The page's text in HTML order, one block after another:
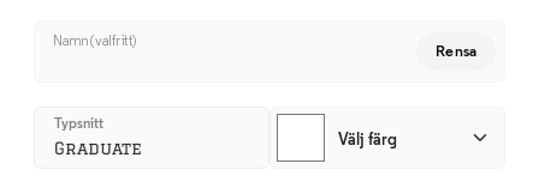
Rensa
Namn (valfritt)
Typsnitt
Graduate Välj färg